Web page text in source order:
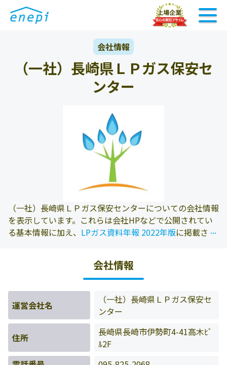
会社情報
（一社）長崎県ＬＰガス保安セ
ンター
（一社）長崎県ＬＰガス保安センターについての会社情報
を表示しています。これらは会社HPなどで公開されてい
る基本情報に加え、 LPガス資料年報 2022年版に掲載され
...
...
会社情報
運営会社名
（一社）長崎県ＬＰガス保安セ
ンター
住所
長崎県長崎市伊勢町4-41高木ﾋﾞ
ﾙ2F